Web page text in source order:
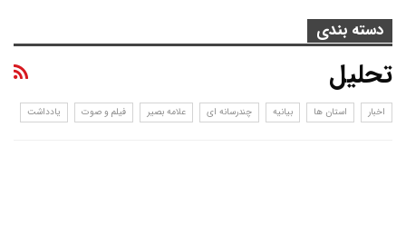
دسته بندی
تحلیل
اخبار استان ها بیانیه چندرسانه ای علامه بصیر فیلم و صوت یادداشت